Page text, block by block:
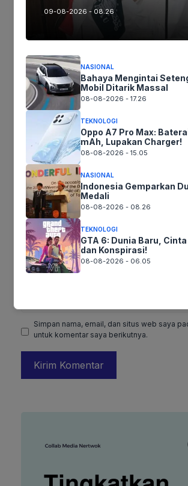
Ikuti kami :
Tinggalkan komentar
Komentar
Nama
Surel
web
Simpan nama, email, dan situs web saya
untuk komentar saya berikutnya.
09-08-2026 - 08.26
NASIONAL
Bahaya Mengintai
Mobil Ditarik Massal
08-08-2026 - 17.26
TEKNOLOGI
Oppo A7 Pro Max:
mAh, Lupakan Charger!
08-08-2026 - 15.05
NASIONAL
Indonesia Gemparkan
Medali
08-08-2026 - 08.26
TEKNOLOGI
GTA 6: Dunia Baru,
dan Konspirasi!
08-08-2026 - 06.05